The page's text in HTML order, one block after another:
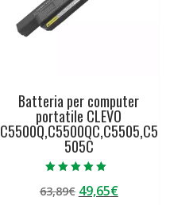
Batteria per computer
portatile CLEVO
C5500Q,C5500QC,C5505,C5
505C
5.00
su 5
63,89€ Il
49,65€Il